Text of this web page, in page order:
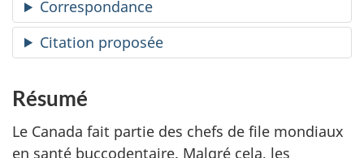
Correspondance
Citation proposée
Résumé
Le Canada fait partie des chefs de file mondiaux
en santé buccodentaire. Malgré cela, les